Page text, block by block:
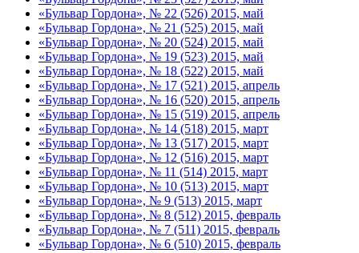
«Бульвар Гордона», № 22 (526) 2015, май
«Бульвар Гордона», № 21 (525) 2015, май
«Бульвар Гордона», № 20 (524) 2015, май
«Бульвар Гордона», № 19 (523) 2015, май
«Бульвар Гордона», № 18 (522) 2015, май
«Бульвар Гордона», № 17 (521) 2015, апрель
«Бульвар Гордона», № 16 (520) 2015, апрель
«Бульвар Гордона», № 15 (519) 2015, апрель
«Бульвар Гордона», № 14 (518) 2015, март
«Бульвар Гордона», № 13 (517) 2015, март
«Бульвар Гордона», № 12 (516) 2015, март
«Бульвар Гордона», № 11 (514) 2015, март
«Бульвар Гордона», № 10 (513) 2015, март
«Бульвар Гордона», № 9 (513) 2015, март
«Бульвар Гордона», № 8 (512) 2015, февраль
«Бульвар Гордона», № 7 (511) 2015, февраль
«Бульвар Гордона», № 6 (510) 2015, февраль